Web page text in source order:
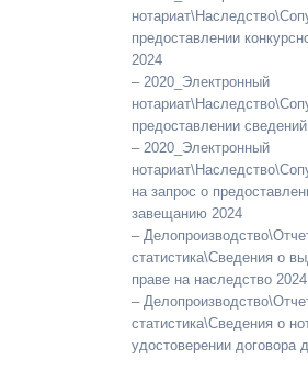
предоставлении
2024
– 2020_Электронный
предоставлении
– 2020_Электронный
на запрос о
завещанию 2024
–
статистика\Сведения о
праве на наследство 2024
–
статистика\Сведения о
удостоверении договора